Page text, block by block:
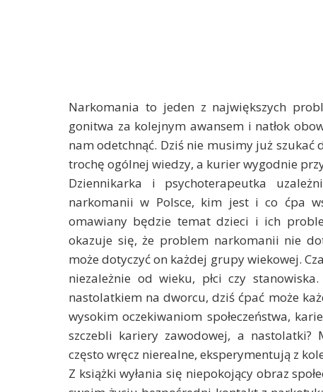
Narkomania to jeden z największych
gonitwa za kolejnym awansem i natłok
nam odetchnąć. Dziś nie musimy już
trochę ogólnej wiedzy, a kurier wygodnie
Dziennikarka i psychoterapeutka
narkomanii w Polsce, kim jest i co ćpa
omawiany będzie temat dzieci i ich
okazuje się, że problem narkomanii nie
może dotyczyć on każdej grupy wiekowej.
niezależnie od wieku, płci czy
nastolatkiem na dworcu, dziś ćpać może
wysokim oczekiwaniom społeczeństwa,
szczebli kariery zawodowej, a nastolatki?
często wręcz nierealne, eksperymentują z
Z książki wyłania się niepokojący obraz